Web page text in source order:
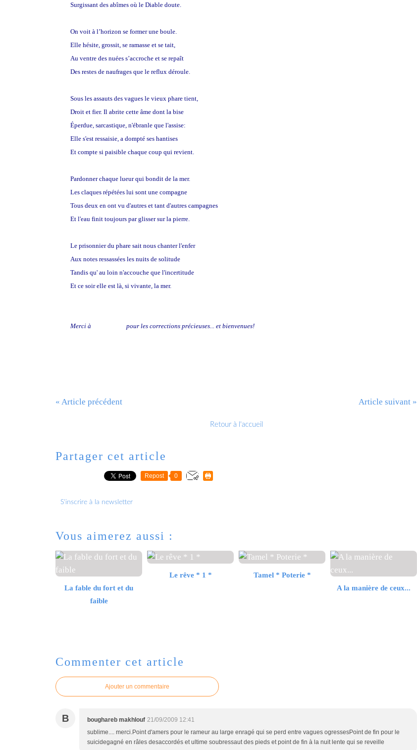
Surgissant des abîmes où le Diable doute.
On voit à l’horizon se former une boule.
Elle hésite, grossit, se ramasse et se tait,
Au ventre des nuées s’accroche et se repaît
Des restes de naufrages que le reflux déroule.
Sous les assauts des vagues le vieux phare tient,
Droit et fier. Il abrite cette âme dont la bise
Éperdue, sarcastique, n'ébranle que l'assise:
Elle s'est ressaisie, a dompté ses hantises
Et compte si paisible chaque coup qui revient.
Pardonner chaque lueur qui bondit de la mer.
Les claques répétées lui sont une compagne
Tous deux en ont vu d'autres et tant d'autres campagnes
Et l'eau finit toujours par glisser sur la pierre.
Le prisonnier du phare sait nous chanter l'enfer
Aux notes ressassées les nuits de solitude
Tandis qu' au loin n'accouche que l'incertitude
Et ce soir elle est là, si vivante, la mer.
Merci à pour les corrections précieuses... et bienvenues!
« Article précédent Article suivant »
Retour à l'accueil
Partager cet article
Repost 0
S'inscrire à la newsletter
Vous aimerez aussi :
La fable du fort et du
faible
Le rêve * 1 *
Tamel * Poterie *
A la manière de ceux...
Commenter cet article
Ajouter un commentaire
B boughareb makhlouf 21/09/2009 12:41
sublime.... merci.Point d'amers pour le rameur au large enragé qui se perd entre vagues ogressesPoint de fin pour le
suicidegagné en râles desaccordés et ultime soubressaut des pieds et point de fin à la nuit lente qui se reveille